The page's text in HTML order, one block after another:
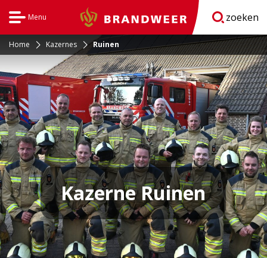
Menu Brandweer zoeken
Home Kazernes Ruinen
Kazerne Ruinen